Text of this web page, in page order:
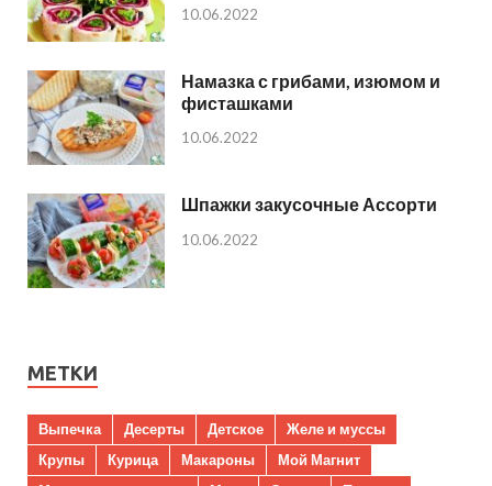
10.06.2022
Намазка с грибами, изюмом и
фисташками
10.06.2022
Шпажки закусочные Ассорти
10.06.2022
МЕТКИ
Выпечка Десерты Детское
Желе и муссы
Крупы
Курица Макароны
Мой Магнит